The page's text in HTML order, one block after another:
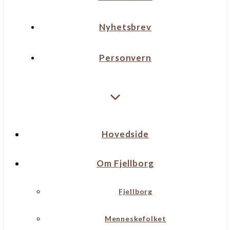
Nyhetsbrev
Personvern
Hovedside
Om Fjellborg
Fjellborg
Menneskefolket